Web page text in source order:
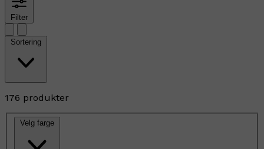
Filter
Sortering
176 produkter
Velg farge